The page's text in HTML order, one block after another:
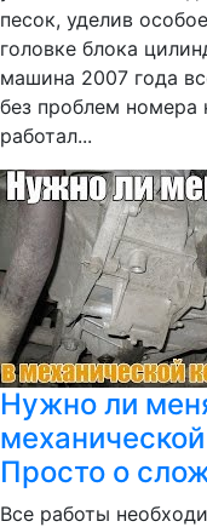
песок, уделив
головке блока
машина 2007 года
без проблем номера
работал...
Нужно ли
Просто о
Все работы